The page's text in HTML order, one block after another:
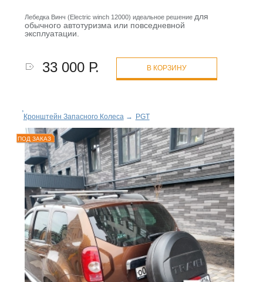
Лебедка Винч (Electric winch 12000) идеальное решение для
обычного автотуризма или повседневной
эксплуатации.
33 000 Р. В КОРЗИНУ
Кронштейн Запасного Колеса → PGT
ПОД ЗАКАЗ